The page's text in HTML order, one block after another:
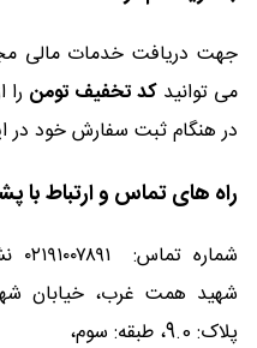
جهت دریافت خدمات مالی
می توانیدکد تخفیف تومن
در هنگام ثبت سفارش خود در
راه های تماس و ارتباط با
شهید همت غرب، خیابان
پلاک: 9.0، طبقه: سوم،